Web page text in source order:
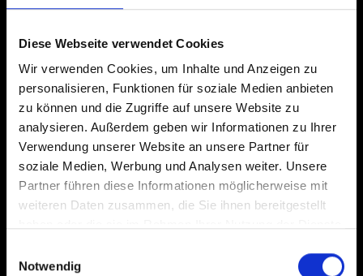
Diese Webseite verwendet Cookies
Wir verwenden Cookies, um Inhalte und Anzeigen zu
personalisieren, Funktionen für soziale Medien anbieten
zu können und die Zugriffe auf unsere Website zu
analysieren. Außerdem geben wir Informationen zu Ihrer
Verwendung unserer Website an unsere Partner für
soziale Medien, Werbung und Analysen weiter. Unsere
Partner führen diese Informationen möglicherweise mit
weiteren Daten zusammen, die Sie ihnen bereitgestellt
Notwendig